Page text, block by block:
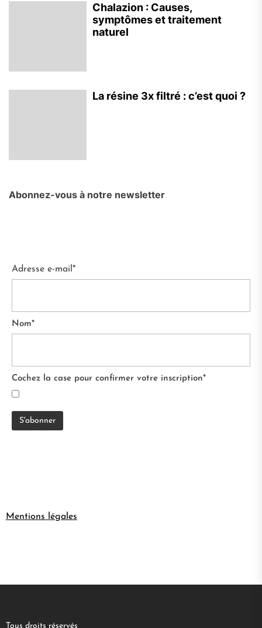
Chalazion : Causes,
symptômes et traitement
naturel
La résine 3x filtré : c’est quoi ?
Abonnez-vous à notre newsletter
Adresse e-mail*
Nom*
Cochez la case pour confirmer votre inscription*
Mentions légales
Tous droits réservés